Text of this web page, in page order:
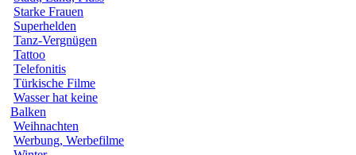
Starke Frauen
Superhelden
Tanz-Vergnügen
Tattoo
Telefonitis
Türkische Filme
Wasser hat keine
Balken
Weihnachten
Werbung, Werbefilme